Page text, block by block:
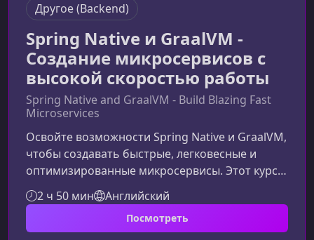
Другое (Backend)
Spring Native и GraalVM -
Создание микросервисов с
высокой скоростью работы
Spring Native and GraalVM - Build Blazing Fast
Microservices
Освойте возможности Spring Native и GraalVM,
чтобы создавать быстрые, легковесные и
оптимизированные микросервисы. Этот курс
поможет вам понять ключевые принципы
нативных образов, ускорить запуск
приложений и снизить потребление ресурсов.
2 ч 50 мин Английский
Посмотреть